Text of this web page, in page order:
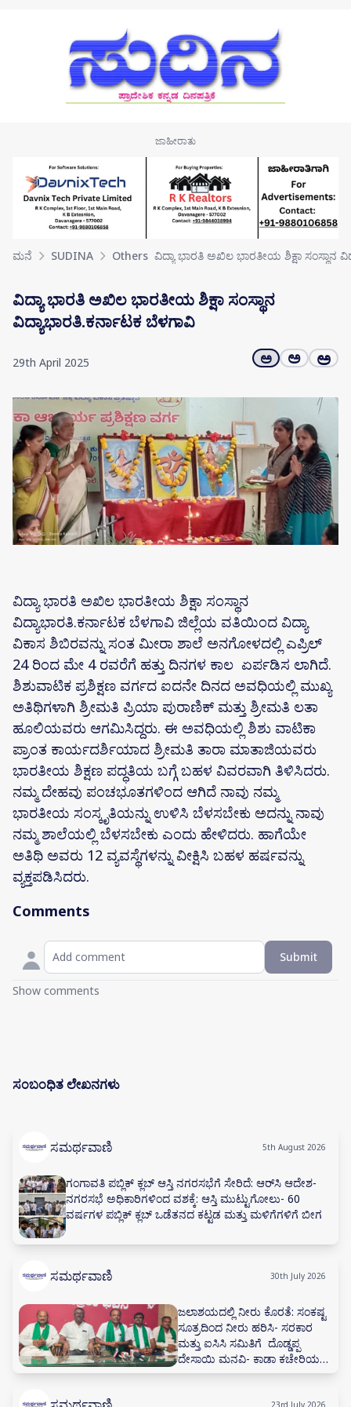
ಮನೆ SUDINA Others ವಿದ್ಯಾ ಭಾರತಿ ಅಖಿಲ ಭಾರತೀಯ ಶಿಕ್ಷಾ ಸಂಸ್ಥಾನ
ವಿದ್ಯಾ ಭಾರತಿ ಅಖಿಲ ಭಾರತೀಯ ಶಿಕ್ಷಾ ಸಂಸ್ಥಾನ
ವಿದ್ಯಾಭಾರತಿ.ಕರ್ನಾಟಕ ಬೆಳಗಾವಿ
29th April 2025 ಅ ಅ ಅ
ವಿದ್ಯಾ ಭಾರತಿ ಅಖಿಲ ಭಾರತೀಯ ಶಿಕ್ಷಾ ಸಂಸ್ಥಾನ
ವಿದ್ಯಾಭಾರತಿ.ಕರ್ನಾಟಕ ಬೆಳಗಾವಿ ಜಿಲ್ಲೆಯ ವತಿಯಿಂದ ವಿದ್ಯಾ
ವಿಕಾಸ ಶಿಬಿರವನ್ನು ಸಂತ ಮೀರಾ ಶಾಲೆ ಅನಗೋಳದಲ್ಲಿ ಎಪ್ರಿಲ್
24 ರಿಂದ ಮೇ 4 ರವರೆಗೆ ಹತ್ತು ದಿನಗಳ ಕಾಲ ಏರ್ಪಡಿಸ ಲಾಗಿದೆ.
ಶಿಶುವಾಟಿಕ ಪ್ರಶಿಕ್ಷಣ ವರ್ಗದ ಐದನೇ ದಿನದ ಅವಧಿಯಲ್ಲಿ ಮುಖ್ಯ
ಅತಿಥಿಗಳಾಗಿ ಶ್ರೀಮತಿ ಪ್ರಿಯಾ ಪುರಾಣಿಕ್ ಮತ್ತು ಶ್ರೀಮತಿ ಲತಾ
ಹೂಲಿಯವರು ಆಗಮಿಸಿದ್ದರು. ಈ ಅವಧಿಯಲ್ಲಿ ಶಿಶು ವಾಟಿಕಾ
ಪ್ರಾಂತ ಕಾರ್ಯದರ್ಶಿಯಾದ ಶ್ರೀಮತಿ ತಾರಾ ಮಾತಾಜಿಯವರು
ಭಾರತೀಯ ಶಿಕ್ಷಣ ಪದ್ಧತಿಯ ಬಗ್ಗೆ ಬಹಳ ವಿವರವಾಗಿ ತಿಳಿಸಿದರು.
ನಮ್ಮ ದೇಹವು ಪಂಚಭೂತಗಳಿಂದ ಆಗಿದೆ ನಾವು ನಮ್ಮ
ಭಾರತೀಯ ಸಂಸ್ಕೃತಿಯನ್ನು ಉಳಿಸಿ ಬೆಳಸಬೇಕು ಅದನ್ನು ನಾವು
ನಮ್ಮ ಶಾಲೆಯಲ್ಲಿ ಬೆಳಸಬೇಕು ಎಂದು ಹೇಳಿದರು. ಹಾಗೆಯೇ
ಅತಿಥಿ ಅವರು 12 ವ್ಯವಸ್ಥೆಗಳನ್ನು ವೀಕ್ಷಿಸಿ ಬಹಳ ಹರ್ಷವನ್ನು
ವ್ಯಕ್ತಪಡಿಸಿದರು.
Comments
Submit
Show comments
ಸಂಬಂಧಿತ ಲೇಖನಗಳು
ಸಮರ್ಥವಾಣಿ 5th August 2026
ಗಂಗಾವತಿ ಪಬ್ಲಿಕ್ ಕ್ಲಬ್ ಆಸ್ತಿ ನಗರಸಭೆಗೆ ಸೇರಿದೆ: ಆರ್‌ಸಿ ಆದೇಶ-
ನಗರಸಭೆ ಅಧಿಕಾರಿಗಳಿಂದ ವಶಕ್ಕೆ: ಆಸ್ತಿ ಮುಟ್ಟುಗೋಲು- 60
ವರ್ಷಗಳ ಪಬ್ಲಿಕ್ ಕ್ಲಬ್ ಒಡೆತನದ ಕಟ್ಟಡ ಮತ್ತು ಮಳಿಗೆಗಳಿಗೆ ಬೀಗ
ಸಮರ್ಥವಾಣಿ 30th July 2026
ಜಲಾಶಯದಲ್ಲಿ ನೀರು ಕೊರತೆ: ಸಂಕಷ್ಟ
ಸೂತ್ರದಿಂದ ನೀರು ಹರಿಸಿ- ಸರಕಾರ
ಮತ್ತು ಐಸಿಸಿ ಸಮಿತಿಗೆ ದೊಡ್ಡಪ್ಪ
ದೇಸಾಯಿ ಮನವಿ- ಕಾಡಾ ಕಚೇರಿಯಲ್ಲಿ
ನೀರಾವರಿ ಸಲಹಾ ಸಮಿತಿ ಸಭೆ ನಡೆಸಲು
23rd July 2026